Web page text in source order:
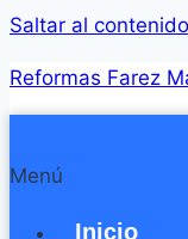
Saltar al contenido
Reformas Farez
Menú
Inicio